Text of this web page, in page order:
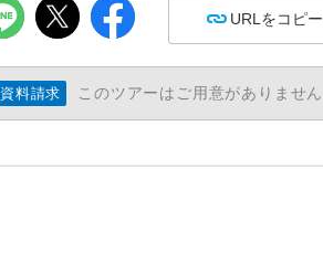
URLをコピー
資料請求 このツアーはご用意がありません